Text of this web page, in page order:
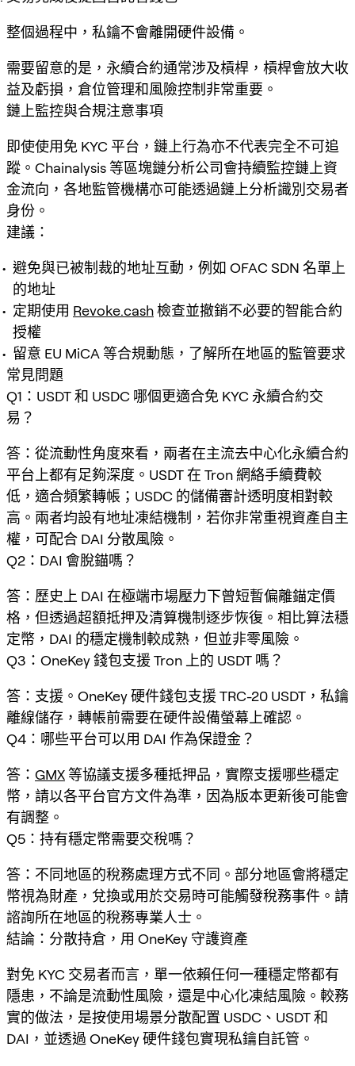
整個過程中，私鑰不會離開硬件設備。
需要留意的是，永續合約通常涉及槓桿，槓桿會放大收
益及虧損，倉位管理和風險控制非常重要。
鏈上監控與合規注意事項
即使使用免 KYC 平台，鏈上行為亦不代表完全不可追
蹤。Chainalysis 等區塊鏈分析公司會持續監控鏈上資
金流向，各地監管機構亦可能透過鏈上分析識別交易者
身份。
建議：
避免與已被制裁的地址互動，例如 OFAC SDN 名單上
的地址
定期使用 Revoke.cash檢查並撤銷不必要的智能合約
授權
留意 EU MiCA 等合規動態，了解所在地區的監管要求
常見問題
Q1：USDT 和 USDC 哪個更適合免 KYC 永續合約交
易？
答：從流動性角度來看，兩者在主流去中心化永續合約
平台上都有足夠深度。USDT 在 Tron 網絡手續費較
低，適合頻繁轉帳；USDC 的儲備審計透明度相對較
高。兩者均設有地址凍結機制，若你非常重視資產自主
權，可配合 DAI 分散風險。
Q2：DAI 會脫錨嗎？
答：歷史上 DAI 在極端市場壓力下曾短暫偏離錨定價
格，但透過超額抵押及清算機制逐步恢復。相比算法穩
定幣，DAI 的穩定機制較成熟，但並非零風險。
Q3：OneKey 錢包支援 Tron 上的 USDT 嗎？
答：支援。OneKey 硬件錢包支援 TRC-20 USDT，私鑰
離線儲存，轉帳前需要在硬件設備螢幕上確認。
Q4：哪些平台可以用 DAI 作為保證金？
答： GMX 等協議支援多種抵押品，實際支援哪些穩定
幣，請以各平台官方文件為準，因為版本更新後可能會
有調整。
Q5：持有穩定幣需要交稅嗎？
答：不同地區的稅務處理方式不同。部分地區會將穩定
幣視為財產，兌換或用於交易時可能觸發稅務事件。請
諮詢所在地區的稅務專業人士。
結論：分散持倉，用 OneKey 守護資產
對免 KYC 交易者而言，單一依賴任何一種穩定幣都有
隱患，不論是流動性風險，還是中心化凍結風險。較務
實的做法，是按使用場景分散配置 USDC、USDT 和
DAI，並透過 OneKey 硬件錢包實現私鑰自託管。